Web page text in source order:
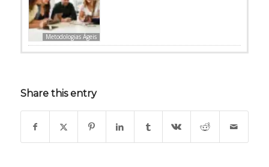
Metodologias Ágeis
Share this entry